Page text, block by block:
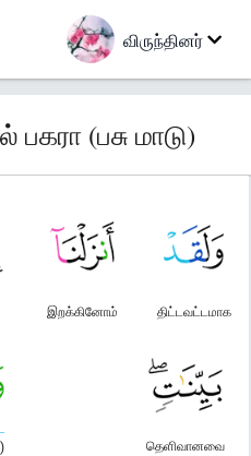
விருந்தினர்
பகரா (பசு மாடு)
திட்டவட்டமாக
இறக்கினோம்
தெளிவானவை